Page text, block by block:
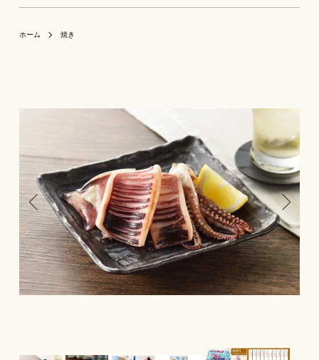
ホーム 焼き